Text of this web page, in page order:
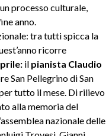
processo culturale,
anno.
tra tutti spicca la
ricorre
il pianista Claudio
San Pellegrino di San
tutto il mese. Di rilievo
alla memoria del
nazionale delle